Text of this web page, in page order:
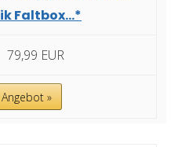
Faltbox...*
79,99 EUR
»